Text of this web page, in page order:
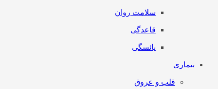
سلامت روان
قاعدگی
یائسگی
بیماری
قلب و عروق